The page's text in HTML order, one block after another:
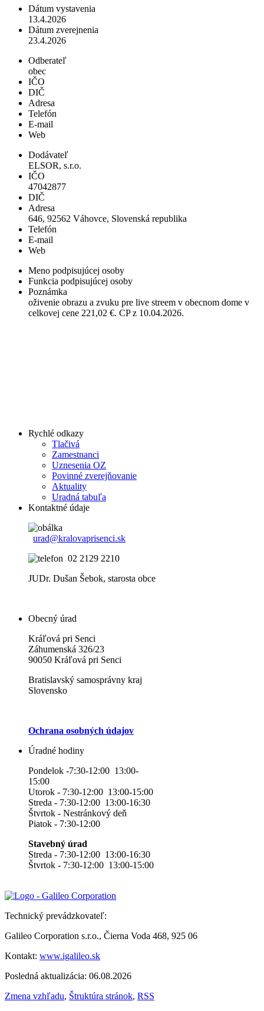
Dátum vystavenia
13.4.2026
Dátum zverejnenia
23.4.2026
Odberateľ
obec
IČO
DIČ
Adresa
Telefón
E-mail
Web
Dodávateľ
ELSOR, s.r.o.
IČO
47042877
DIČ
Adresa
646, 92562 Váhovce, Slovenská republika
Telefón
E-mail
Web
Meno podpisujúcej osoby
Funkcia podpisujúcej osoby
Poznámka
oživenie obrazu a zvuku pre live streem v obecnom dome v
celkovej cene 221,02 €. CP z 10.04.2026.
Rychlé odkazy
Tlačivá
Zamestnanci
Uznesenia OZ
Povinné zverejňovanie
Aktuality
Uradná tabuľa
Kontaktné údaje
urad@kralovaprisenci.sk
02 2129 2210
JUDr. Dušan Šebok, starosta obce
Obecný úrad
Kráľová pri Senci
Záhumenská 326/23
90050 Kráľová pri Senci
Bratislavský samosprávny kraj
Slovensko
Ochrana osobných údajov
Úradné hodiny
Pondelok -7:30-12:00 13:00-
15:00
Utorok - 7:30-12:00 13:00-15:00
Streda - 7:30-12:00 13:00-16:30
Štvrtok - Nestránkový deň
Piatok - 7:30-12:00
Stavebný úrad
Streda - 7:30-12:00 13:00-16:30
Štvrtok - 7:30-12:00 13:00-15:00
Technický prevádzkovateľ:
Galileo Corporation s.r.o., Čierna Voda 468, 925 06
Kontakt: www.igalileo.sk
Posledná aktualizácia: 06.08.2026
Zmena vzhľadu, Štruktúra stránok, RSS